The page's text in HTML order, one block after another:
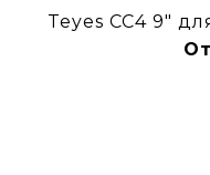
Teyes CC4 9"